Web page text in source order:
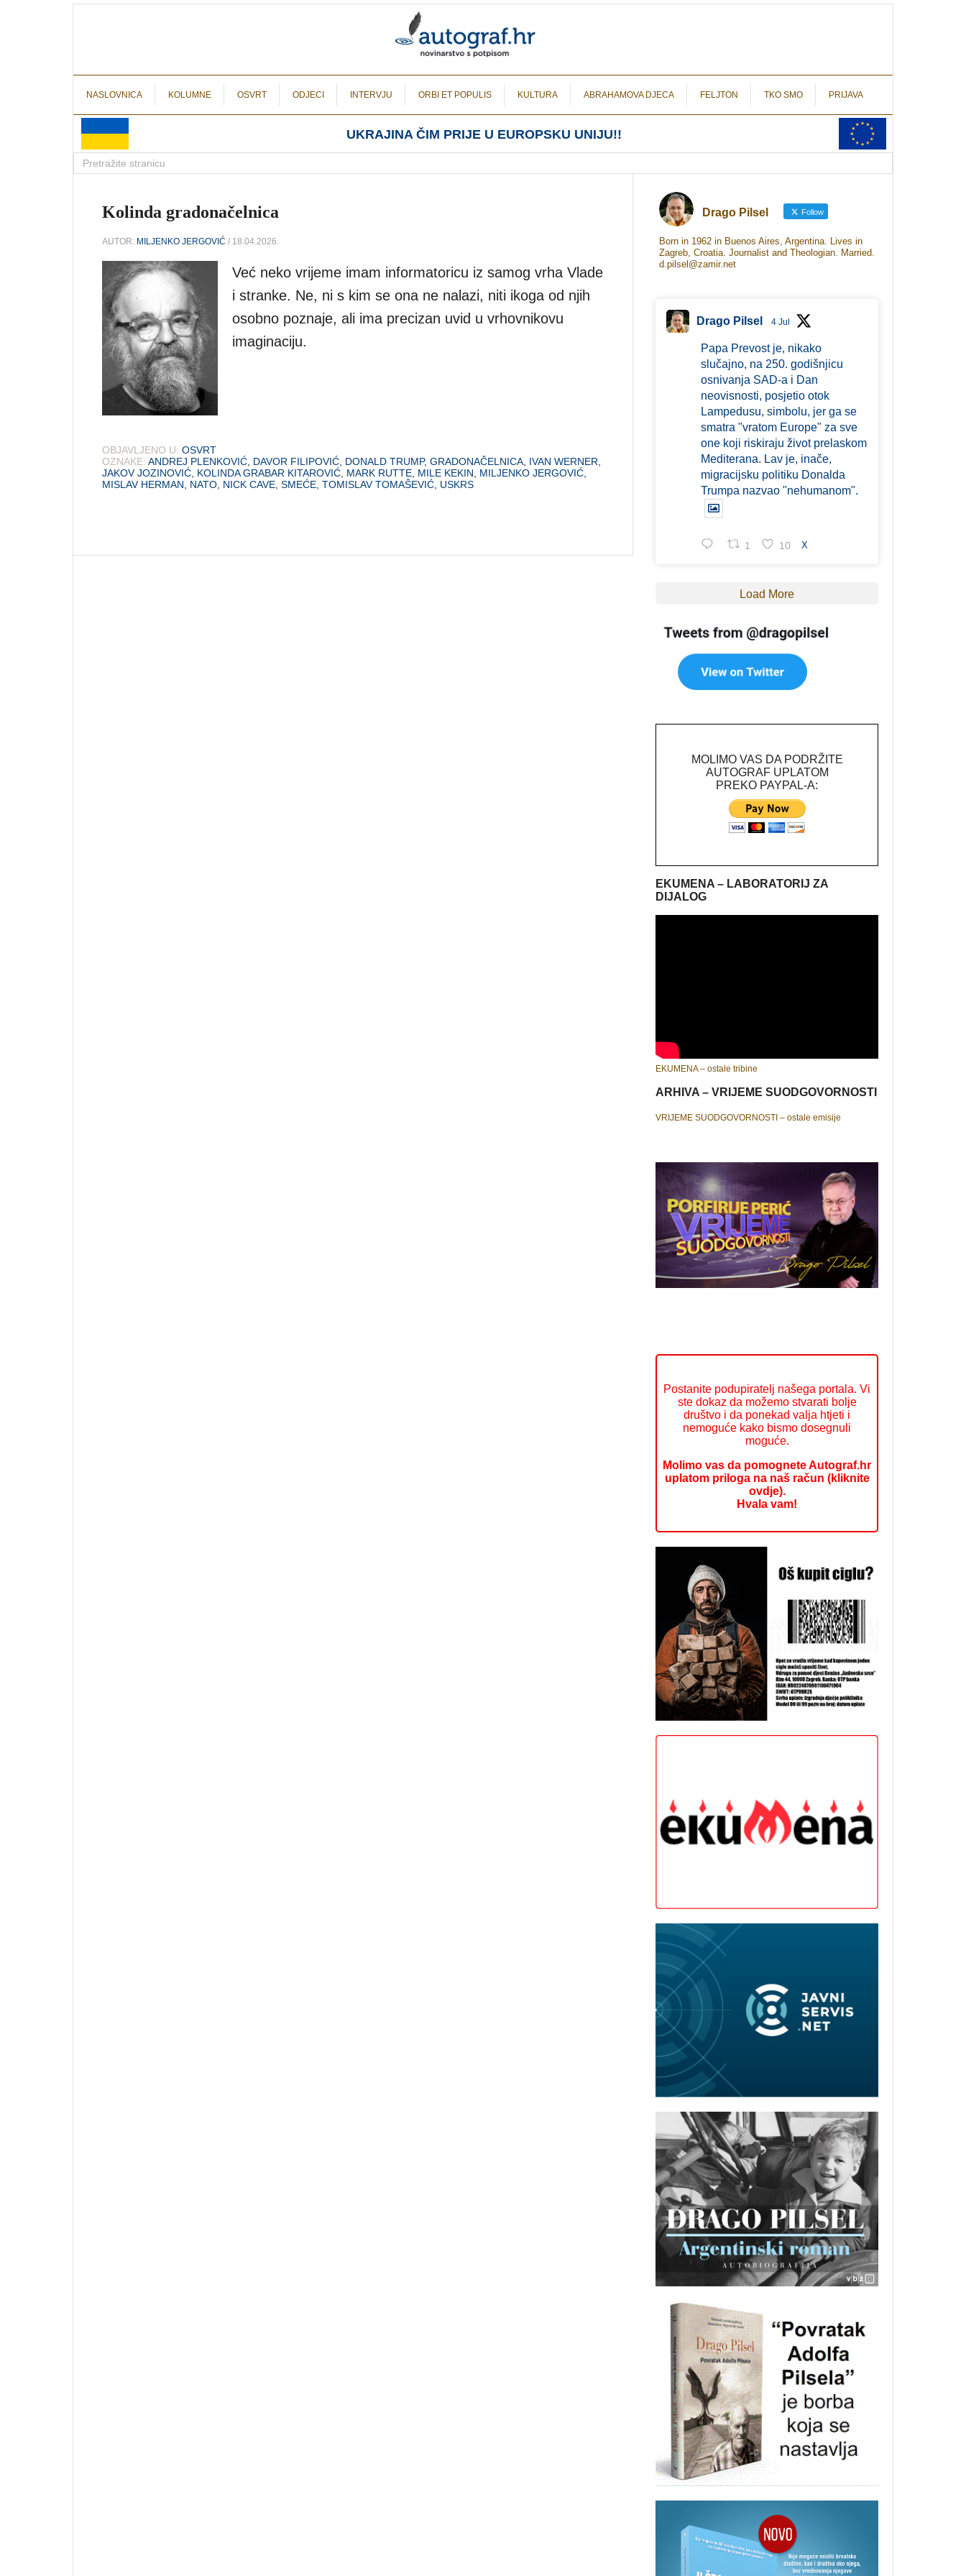
NASLOVNICA KOLUMNE OSVRT ODJECI INTERVJU ORBI ET POPULIS KULTURA ABRAHAMOVA DJECA FELJTON TKO SMO PRIJAVA
UKRAJINA ČIM PRIJE U EUROPSKU UNIJU!!
Kolinda gradonačelnica
AUTOR: MILJENKO JERGOVIĆ / 18.04.2026.
Već neko vrijeme imam informatoricu iz samog vrha Vlade
i stranke. Ne, ni s kim se ona ne nalazi, niti ikoga od njih
osobno poznaje, ali ima precizan uvid u vrhovnikovu
imaginaciju.
OBJAVLJENO U: OSVRT
OZNAKE: ANDREJ PLENKOVIĆ DAVOR FILIPOVIĆ DONALD TRUMP, GRADONAČELNICA IVAN WERNER
JAKOV JOZINOVIĆ KOLINDA GRABAR KITAROVIĆ MARK RUTTE MILE KEKIN MILJENKO JERGOVIĆ
MISLAV HERMAN
NATO NICK CAVE SMEĆE TOMISLAV TOMAŠEVIĆ USKRS
Drago Pilsel Follow
Born in 1962 in Buenos Aires, Argentina. Lives in
Zagreb, Croatia. Journalist and Theologian. Married.
d.pilsel@zamir.net
Drago Pilsel 4 Jul
Papa Prevost je, nikako
slučajno, na 250. godišnjicu
osnivanja SAD-a i Dan
neovisnosti, posjetio otok
Lampedusu, simbolu, jer ga se
smatra "vratom Europe" za sve
one koji riskiraju život prelaskom
Mediterana. Lav je, inače,
migracijsku politiku Donalda
Trumpa nazvao "nehumanom".
1 10 X
Load More
MOLIMO VAS DA PODRŽITE
AUTOGRAF UPLATOM
PREKO PAYPAL-A:
EKUMENA – LABORATORIJ ZA
DIJALOG
EKUMENA – ostale tribine
ARHIVA – VRIJEME SUODGOVORNOSTI
VRIJEME SUODGOVORNOSTI – ostale emisije
Postanite podupiratelj našega portala. Vi
ste dokaz da možemo stvarati bolje
društvo i da ponekad valja htjeti i
nemoguće kako bismo dosegnuli
moguće.
Molimo vas da pomognete Autograf.hr
uplatom priloga na naš račun (kliknite
ovdje).
Hvala vam!